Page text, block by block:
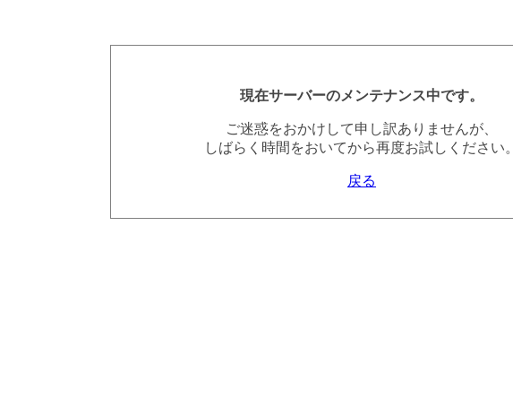
現在サーバーのメンテナンス中です。
ご迷惑をおかけして申し訳ありませんが、
しばらく時間をおいてから再度お試しください。
戻る